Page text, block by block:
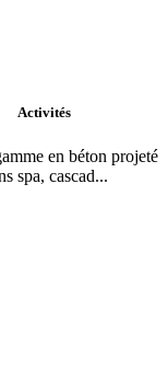
Activités
en béton projeté
spa, cascad...